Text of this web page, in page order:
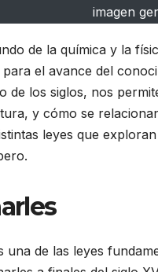
imagen
de la química y la
el avance del
de los siglos, nos
y cómo se
leyes que
una de las leyes